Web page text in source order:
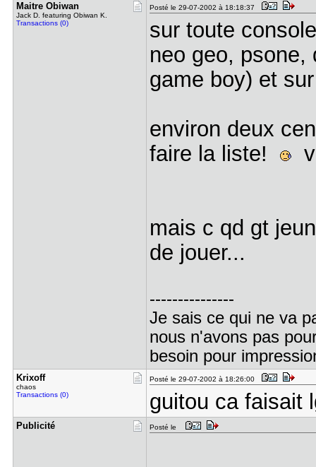
Maitre Obi​wan
Jack D. featuring Obiwan K.
Transactions (0)
Posté le 29-07-2002 à 18:18:37
sur toute
neo geo, psone,
game boy) et
environ deux
faire la liste!
mais c qd gt
de jouer...
---------------
Je sais ce qui ne va
nous n'avons pas
besoin pour
Krixoff
chaos
Transactions (0)
Posté le 29-07-2002 à 18:26:00
guitou ca faisait
Publicité Posté le